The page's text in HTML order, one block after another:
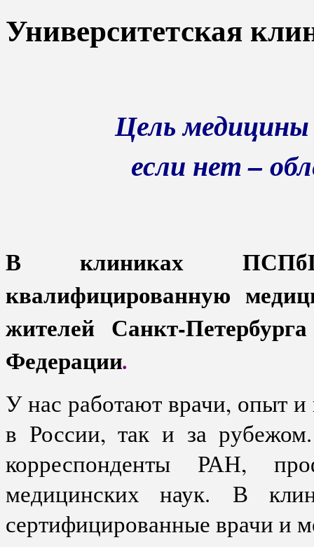
Университетская
Цель
если нет –
В клиниках
квалифицированную
жителей Санкт-
Федерации.
У нас работают врачи, опыт
в России, так и за
корреспонденты РАН,
медицинских наук. В
сертифицированные врачи и